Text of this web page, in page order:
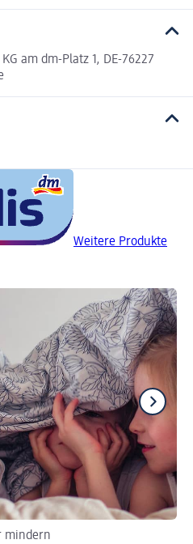
am dm-Platz 1, DE-76227
Weitere Produkte
mindern